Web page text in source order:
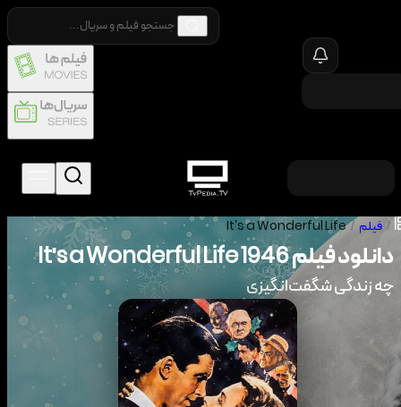
/ فیلم /
It's a Wonderful Life
دانلود فیلم1946
It's a Wonderful Life
چه زندگی شگفت‌انگیزی